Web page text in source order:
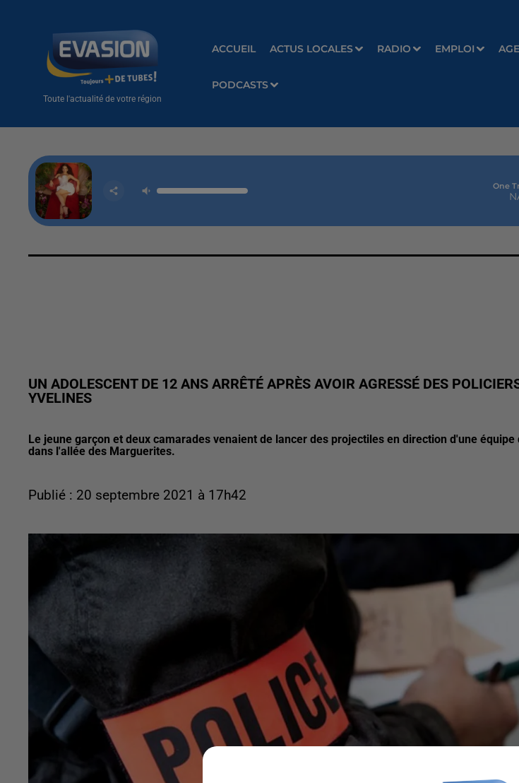
Toute l'actualité de votre région
ACCUEIL ACTUS LOCALES RADIO EMPLOI
PODCASTS
One
UN ADOLESCENT DE 12 ANS ARRÊTÉ APRÈS AVOIR AGRESSÉ DES
YVELINES
Le jeune garçon et deux camarades venaient de lancer des projectiles en direction d'une
dans l'allée des Marguerites.
Publié : 20 septembre 2021 à 17h42